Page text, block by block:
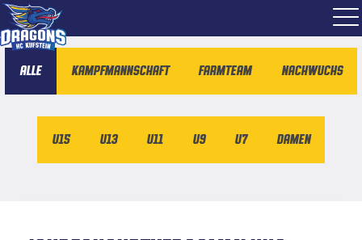
Alle Kampfmannschaft Farmteam Nachwuchs
U15 U13 U11 U9 U7 Damen